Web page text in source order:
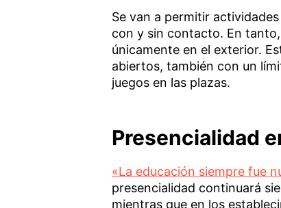
Se van a permitir
con y sin contacto. En
únicamente en el exterior.
abiertos, también con un
juegos en las plazas.
Presencialidad
«La educación siempre fue
presencialidad continuará
mientras que en los